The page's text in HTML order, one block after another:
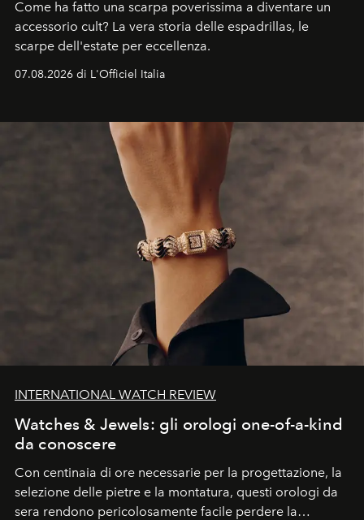
Come ha fatto una scarpa poverissima a diventare un
accessorio cult? La vera storia delle espadrillas, le
scarpe dell'estate per eccellenza.
07.08.2026 di L'Officiel Italia
INTERNATIONAL WATCH REVIEW
Watches & Jewels: gli orologi one-of-a-kind
da conoscere
Con centinaia di ore necessarie per la progettazione, la
selezione delle pietre e la montatura, questi orologi da
sera rendono pericolosamente facile perdere la